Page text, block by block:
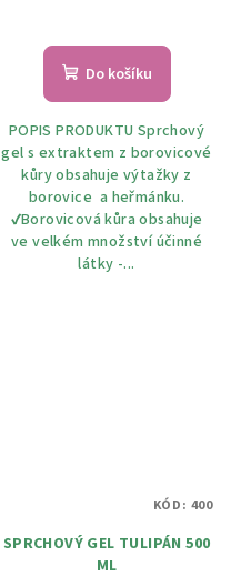
Do košíku
POPIS PRODUKTU Sprchový
gel s extraktem z borovicové
kůry obsahuje výtažky z
borovice a heřmánku.
✔️Borovicová kůra obsahuje
ve velkém množství účinné
látky -...
SPRCHOVÝ GEL TULIPÁN 500
ML
KÓD: 400